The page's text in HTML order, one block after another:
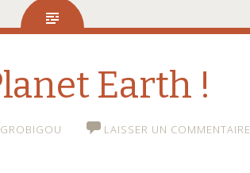
Earth !
GROBIGOU LAISSER UN COMMENTAIRE